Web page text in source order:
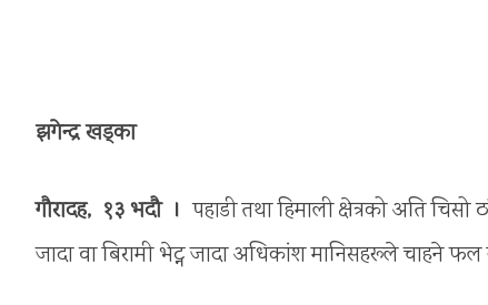
झगेन्द्र खड्का
गौरादह, १३ भदौ । पहाडी तथा हिमाली क्षेत्रको अति
जादा वा बिरामी भेट्न जादा अधिकांश मानिसहरूले चाहने